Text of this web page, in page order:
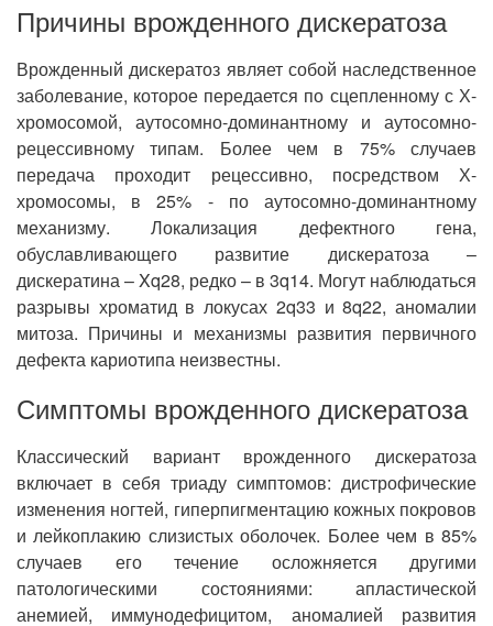
Причины врожденного дискератоза
Врожденный дискератоз являет собой наследственное
заболевание, которое передается по сцепленному с Х-
хромосомой, аутосомно-доминантному и аутосомно-
рецессивному типам. Более чем в 75% случаев
передача проходит рецессивно, посредством Х-
хромосомы, в 25% - по аутосомно-доминантному
механизму. Локализация дефектного гена,
обуславливающего развитие дискератоза –
дискератина – Xq28, редко – в 3q14. Могут наблюдаться
разрывы хроматид в локусах 2q33 и 8q22, аномалии
митоза. Причины и механизмы развития первичного
дефекта кариотипа неизвестны.
Симптомы врожденного дискератоза
Классический вариант врожденного дискератоза
включает в себя триаду симптомов: дистрофические
изменения ногтей, гиперпигментацию кожных покровов
и лейкоплакию слизистых оболочек. Более чем в 85%
случаев его течение осложняется другими
патологическими состояниями: апластической
анемией, иммунодефицитом, аномалией развития